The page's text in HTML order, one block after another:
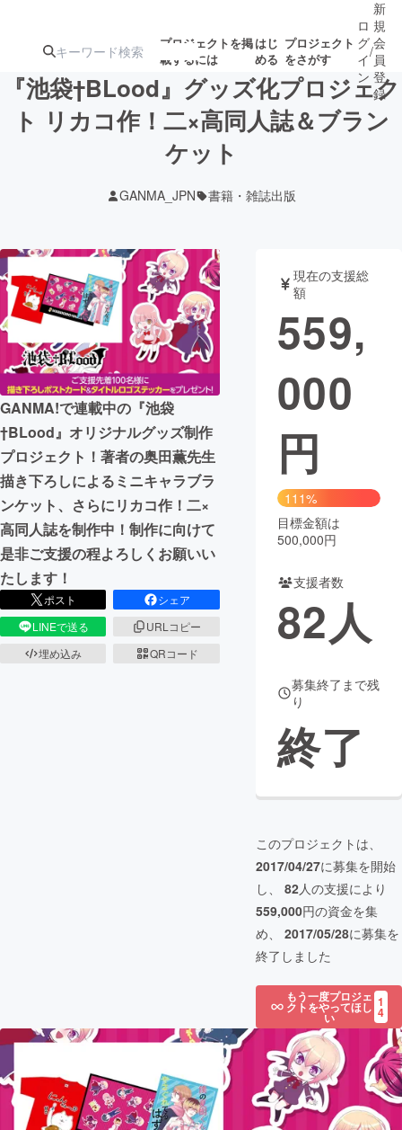
プロジェクトを掲
載するには
はじ
める
プロジェクト
をさがす
注目の新着プロ
募集終了が近いプ
テクノロジー・ガジェット
映像・映画 書籍・雑誌
ビジネス・起業 チャレンジ
まちづくり・地域活性化
CAMPFIRE for Social Good
CAMPFIRE Creation
CAMPFIREふるさと納税
コミュニティ
ロ
グ
イ
ン
/
新
規
会
員
登
録
『池袋†BLood』グッズ化プロジェク
ト リカコ作！二×高同人誌＆ブラン
ケット
GANMA_JPN 書籍・雑誌出版
GANMA!で連載中の『池袋
†BLood』オリジナルグッズ制作
プロジェクト！著者の奥田薫先生
描き下ろしによるミニキャラブラ
ンケット、さらにリカコ作！二×
高同人誌を制作中！制作に向けて
是非ご支援の程よろしくお願いい
たします！
ポスト
シェア
LINEで送る
URLコピー
埋め込み
QRコード
現在の支援総
額
559,
000
円
111%
目標金額は
500,000円
支援者数
82人
募集終了まで残
り
終了
このプロジェクトは、
2017/04/27に募集を開始
し、 82人の支援により
559,000円の資金を集
め、 2017/05/28に募集を
終了しました
もう一度プロジェ
クトをやってほし
い
1
4